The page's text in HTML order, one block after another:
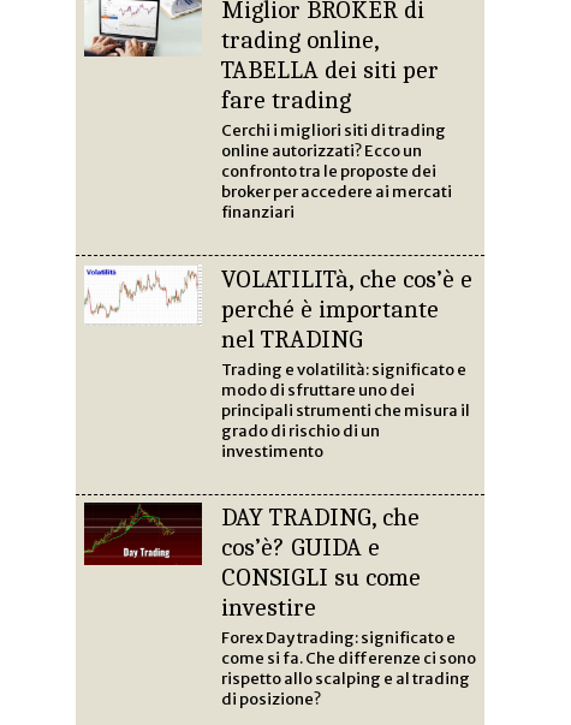
Miglior BROKER di
trading online,
TABELLA dei siti per
fare trading
Cerchi i migliori siti di trading
online autorizzati? Ecco un
confronto tra le proposte dei
broker per accedere ai mercati
finanziari
VOLATILITà, che cos’è e
perché è importante
nel TRADING
Trading e volatilità: significato e
modo di sfruttare uno dei
principali strumenti che misura il
grado di rischio di un
investimento
DAY TRADING, che
cos’è? GUIDA e
CONSIGLI su come
investire
Forex Day trading: significato e
come si fa. Che differenze ci sono
rispetto allo scalping e al trading
di posizione?